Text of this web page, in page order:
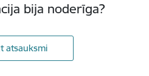
bija noderīga?
atsauksmi